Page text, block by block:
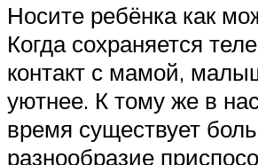
Носите ребёнка как
Когда сохраняется
контакт с мамой,
уютнее. К тому же в
время существует
разнообразие